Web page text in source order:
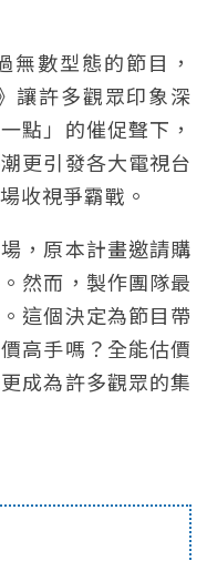
無數型態的節目，
讓許多觀眾印象深
點」的催促聲下，
更引發各大電視台
收視爭霸戰。
，原本計畫邀請購
然而，製作團隊最
這個決定為節目帶
高手嗎？全能估價
成為許多觀眾的集